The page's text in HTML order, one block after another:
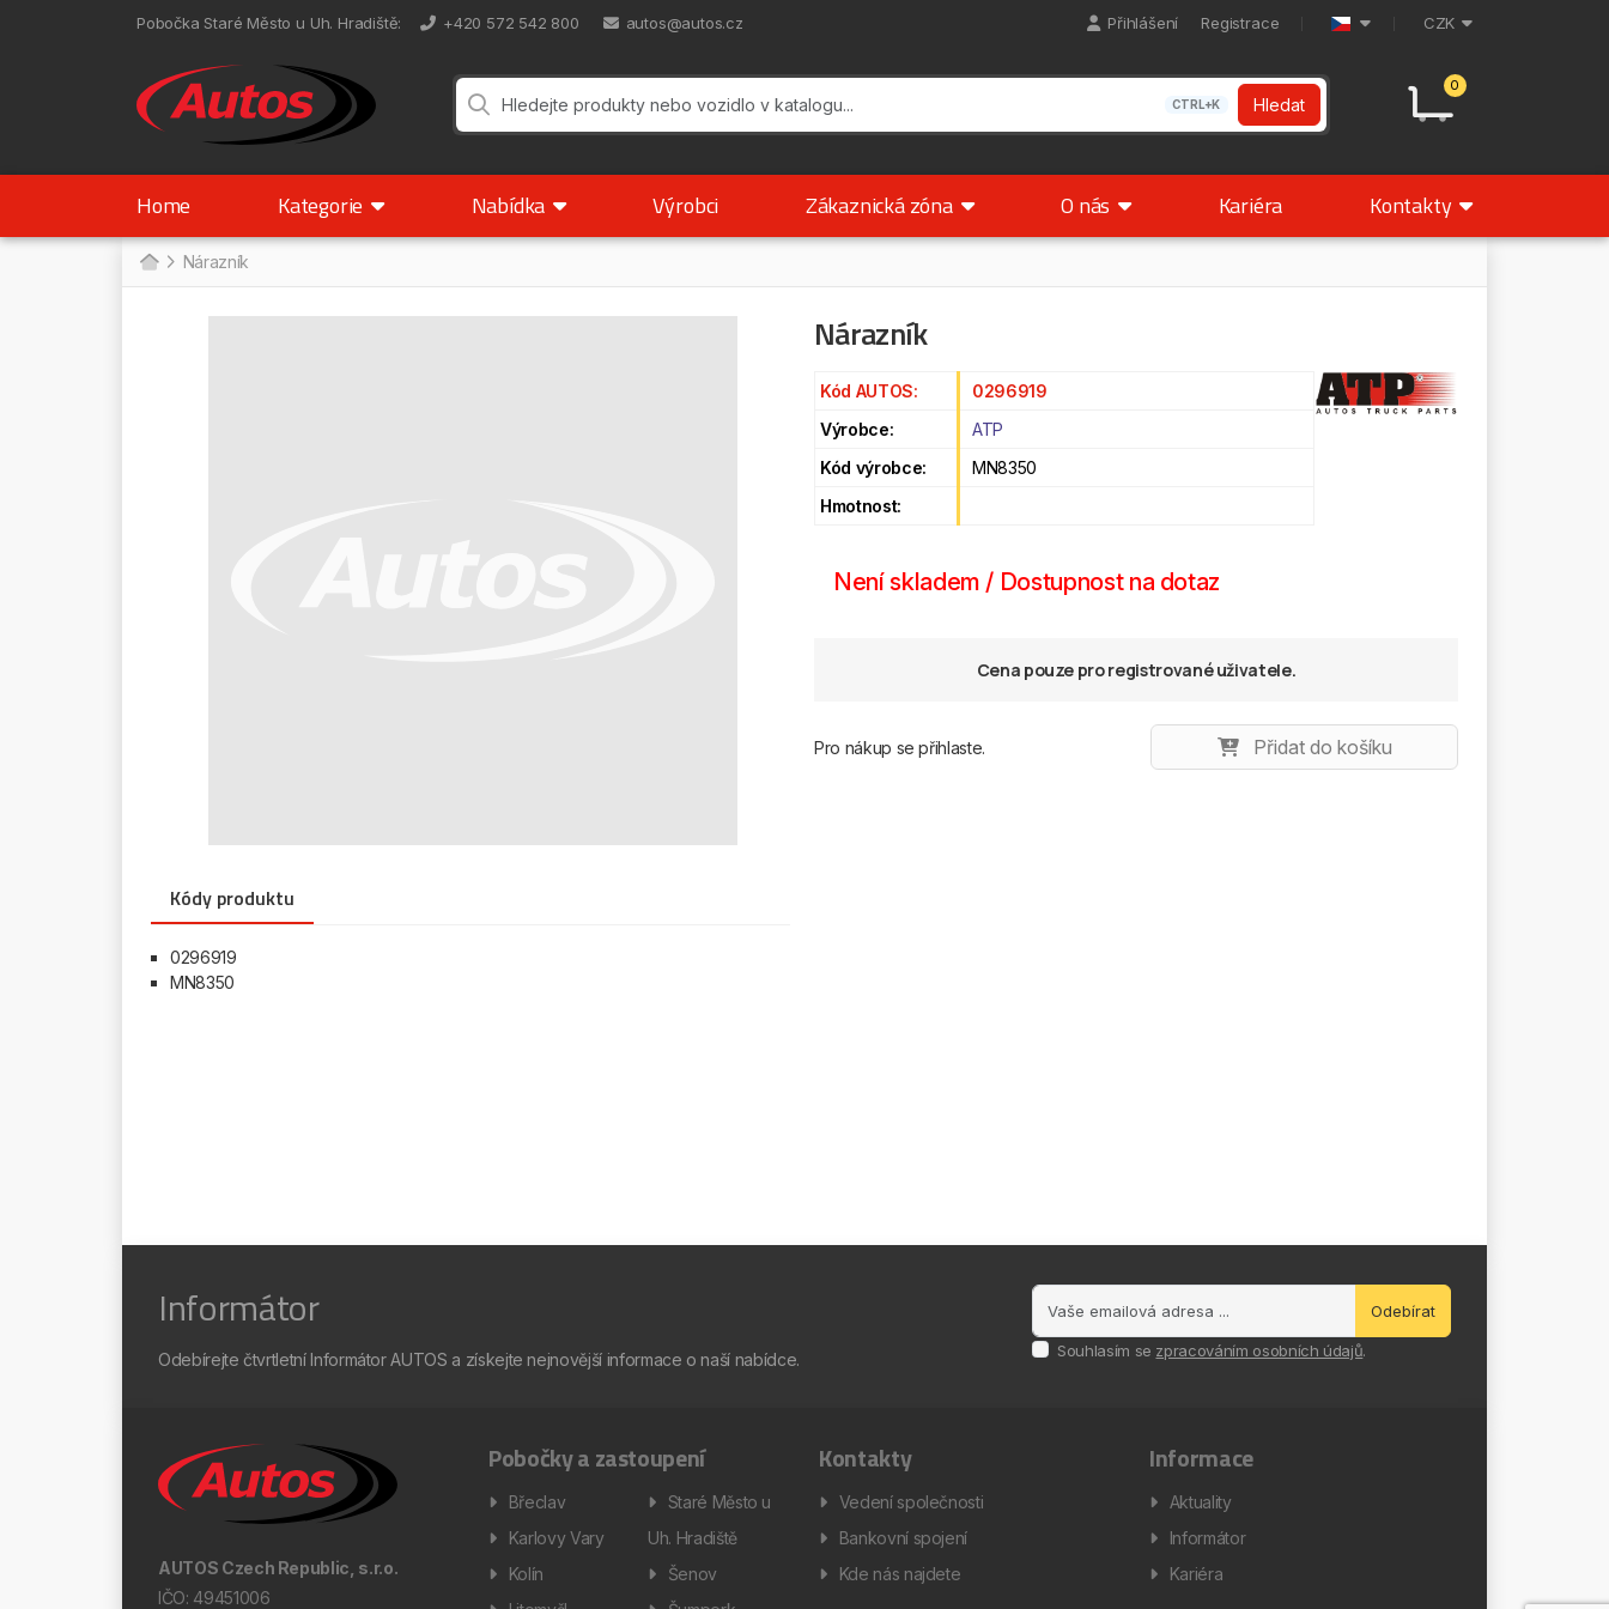
Pobočka Staré Město u Uh. Hradiště: +420 572 542 800 autos@autos.cz Přihlášení Registrace CZK
0
CTRL+K Hledat
Home Kategorie Nabídka Výrobci Zákaznická zóna O nás Kariéra Kontakty
Nárazník
Nárazník
Kód AUTOS:
0296919
Výrobce:
ATP
Kód výrobce:
MN8350
Hmotnost:
Není skladem / Dostupnost na dotaz
Cena pouze pro registrované uživatele.
Pro nákup se přihlaste. Přidat do košíku
Kódy produktu
0296919
MN8350
Informátor
Odebírejte čtvrtletní Informátor AUTOS a získejte nejnovější informace o naší nabídce.
Odebírat
Souhlasím se zpracováním osobních údajů.
AUTOS Czech Republic, s.r.o.
IČO: 49451006
Pobočky a zastoupení
Břeclav
Karlovy Vary
Kolín
Staré Město u
Uh. Hradiště
Šenov
Kontakty
Vedení společnosti
Bankovní spojení
Kde nás najdete
Informace
Aktuality
Informátor
Kariéra